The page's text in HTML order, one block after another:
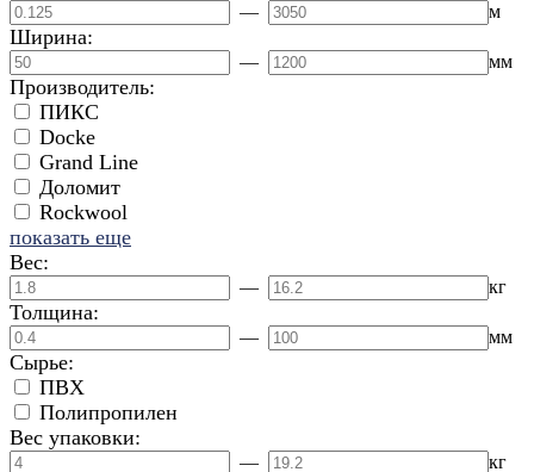
— м
Ширина:
— мм
Производитель:
ПИКС
Docke
Grand Line
Доломит
Rockwool
показать еще
Вес:
— кг
Толщина:
— мм
Сырье:
ПВХ
Полипропилен
Вес упаковки:
— кг